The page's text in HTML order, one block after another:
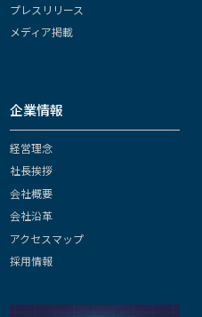
プレスリリース
メディア掲載
企業情報
経営理念
社長挨拶
会社概要
会社沿革
アクセスマップ
採用情報